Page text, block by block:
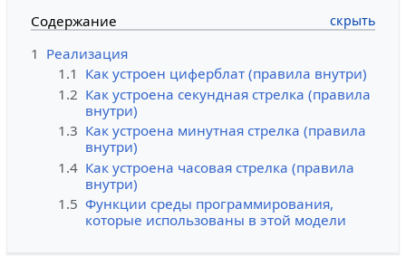
Содержание
1 Реализация
1.1 Как устроен циферблат (правила внутри)
1.2 Как устроена секундная стрелка (правила
внутри)
1.3 Как устроена минутная стрелка (правила
внутри)
1.4 Как устроена часовая стрелка (правила
внутри)
1.5 Функции среды программирования,
которые использованы в этой модели